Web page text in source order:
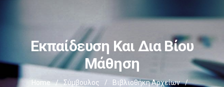
Εκπαίδευση Και Δια Βίου
Μάθηση
Home / Σύμβουλος / Βιβλιοθήκη Αρχείων
/